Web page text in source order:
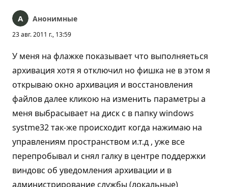
Анонимные
23 авг. 2011 г., 13:59
У меня на флажке показывает что выполняеться
архивация хотя я отключил но фишка не в этом я
открываю окно архивация и восстановления
файлов далее кликою на изменить параметры а
меня выбрасывает на диск c в папку windows
systme32 так-же происходит когда нажимаю на
управлениям пространством и.т.д , уже все
перепробывал и снял галку в центре поддержки
виндовс об уведомления архивации и в
администрирование службы (локальные)